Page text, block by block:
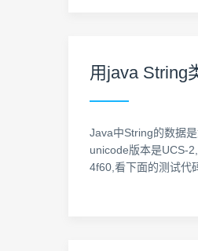
用java String
Java中String的数据
unicode版本是UCS-
4f60,看下面的测试代